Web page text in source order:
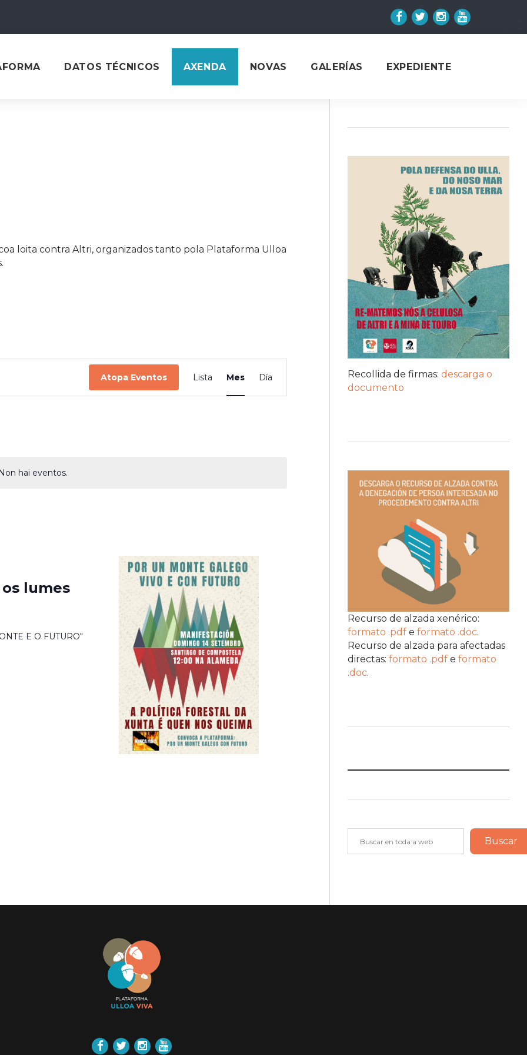
Facebook
TwitterInstagram
YouTube
DATOS TÉCNICOS AXENDA NOVAS GALERÍAS EXPEDIENTE
loita contra Altri, organizados tanto pola Plataforma Ulloa
Non hai eventos.
Atopa Eventos
Event
Views
Lista Mes Día
lumes
E O FUTURO"
Recollida de firmas: descarga o
documento
Recurso de alzada xenérico:
formato .pdf e formato .doc.
Recurso de alzada para afectadas
directas: formato .pdf e formato
.doc.
Buscar